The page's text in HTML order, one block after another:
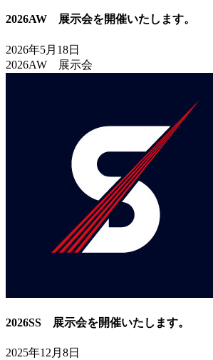
2026AW 展示会を開催いたします。
2026年5月18日
2026AW 展示会
2026SS 展示会を開催いたします。
2025年12月8日